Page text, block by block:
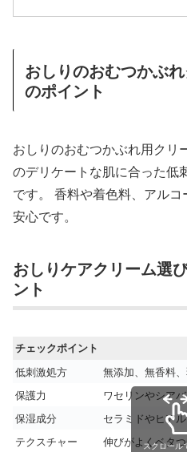
おしりのおむつかぶ
のポイント
おしりのおむつかぶれ用クリ
のデリケートな肌に合った低
です。 香料や着色料、アル
安心です。
おしりケアクリーム選
ント
チェックポイント
低刺激処方
無添加、無香料
保護力
ワセリンやシア
保湿成分
セラミドやヒア
テクスチャー
伸びがよくベタ
スクロール